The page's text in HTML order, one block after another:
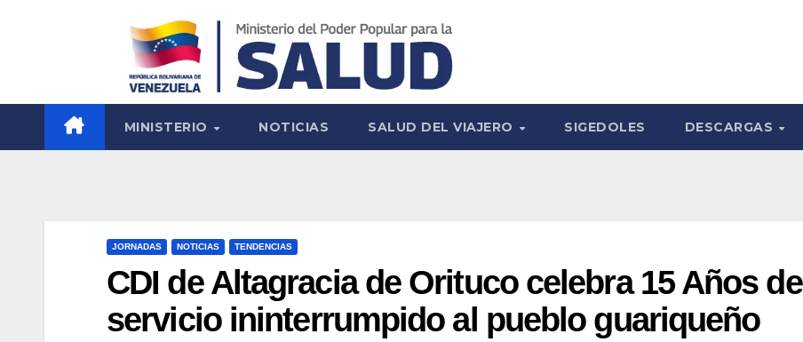
MINISTERIO NOTICIAS SALUD DEL VIAJERO SIGEDOLES DESCARGAS
JORNADAS NOTICIAS TENDENCIAS
CDI de Altagracia de Orituco celebra 15 Años de
servicio ininterrumpido al pueblo guariqueño